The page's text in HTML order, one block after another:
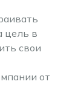
цель в
свои
от